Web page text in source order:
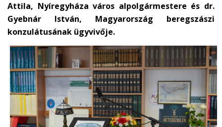
Attila, Nyíregyháza város alpolgármestere és dr.
Gyebnár István, Magyarország beregszászi
konzulátusának ügyvivője.